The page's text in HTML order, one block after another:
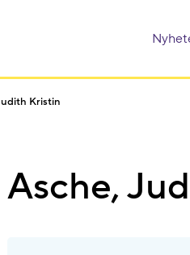
Kristin
Asche,